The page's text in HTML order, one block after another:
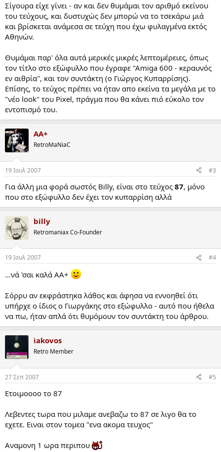
Σίγουρα είχε γίνει - αν και δεν θυμάμαι τον αριθμό εκείνου
του τεύχους, και δυστυχώς δεν μπορώ να το τσεκάρω μιά
και βρίσκεται ανάμεσα σε τεύχη που έχω φυλαγμένα εκτός
Αθηνών.
Θυμάμαι παρ' όλα αυτά μερικές μικρές λεπτομέρειες, όπως
τον τίτλο στο εξώφυλλο που έγραφε "Αmiga 600 - κεραυνός
εν αιθρία", και τον συντάκτη (ο Γιώργος Κυπαρρίσης).
Επίσης, το τεύχος πρέπει να ήταν απο εκείνα τα μεγάλα με το
"νέο look" του Pixel, πράγμα που θα κάνει πιό εύκολο τον
εντοπισμό του.
AA+
RetroMaNiaC
19 Ιουλ 2007 #3
Για άλλη μια φορά σωστός Billy, είναι στο τεύχος 87, μόνο
που στο εξώφυλλο δεν έχει τον κυπαρρίση αλλά
billy
Retromaniax Co-Founder
19 Ιουλ 2007 #4
...νά 'σαι καλά AA+
Σόρρυ αν εκφράστηκα λάθος και άφησα να εννοηθεί ότι
υπήρχε ο ίδιος ο Γιωργάκης στο εξώφυλλο - αυτό που ήθελα
να πω, ήταν απλά ότι θυμόμουν τον συντάκτη του άρθρου.
iakovos
Retro Member
27 Σεπ 2007 #5
Ετοιμοοοο το 87
Λεβεντες τωρα που μιλαμε ανεβαζω το 87 σε λιγο θα το
εχετε. Ειναι στον τομεα "ενα ακομα τευχος"
Αναμονη 1 ωρα περιπου